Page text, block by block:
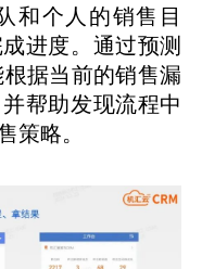
和个人的销售目
进度。通过预测
据当前的销售漏
帮助发现流程中
策略。